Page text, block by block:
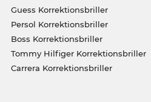
Guess Korrektionsbriller
Persol Korrektionsbriller
Boss Korrektionsbriller
Tommy Hilfiger Korrektionsbriller
Carrera Korrektionsbriller